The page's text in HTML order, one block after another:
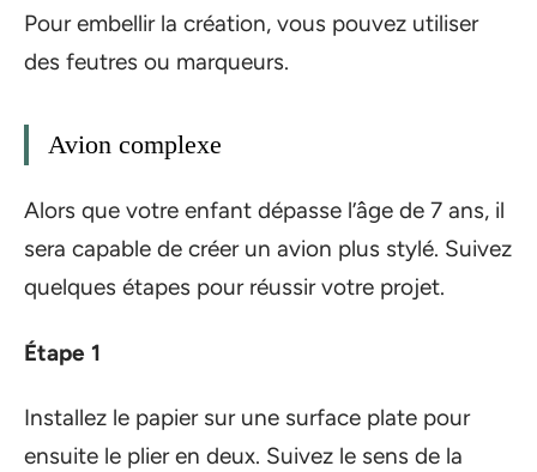
Pour embellir la création, vous pouvez utiliser
des feutres ou marqueurs.
Avion complexe
Alors que votre enfant dépasse l’âge de 7 ans, il
sera capable de créer un avion plus stylé. Suivez
quelques étapes pour réussir votre projet.
Étape 1
Installez le papier sur une surface plate pour
ensuite le plier en deux. Suivez le sens de la